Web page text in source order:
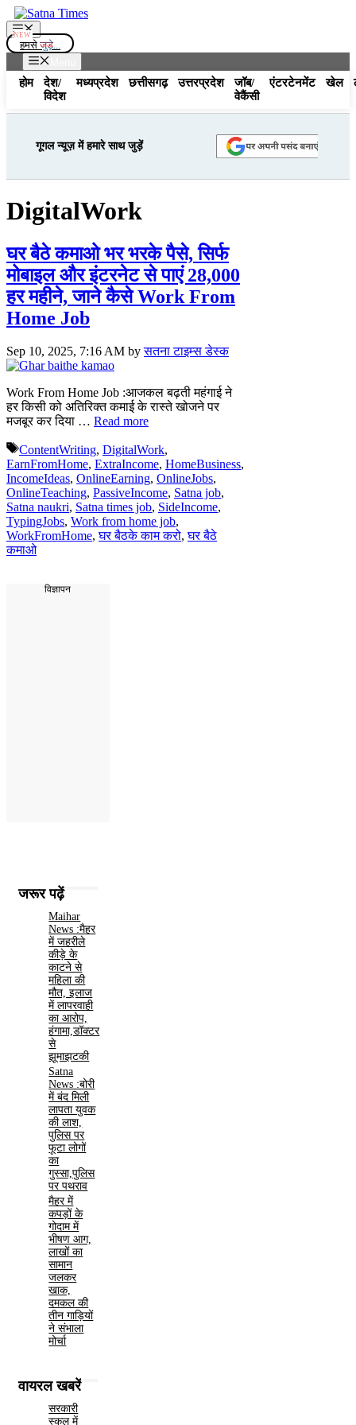
Skip
to
content
Menu
हमसे जुड़े...
होम
देश/
विदेश
मध्यप्रदेश छत्तीसगढ़ उत्तरप्रदेश
जॉब/
वेकैंसी
एंटरटेनमेंट खेल
गूगल न्यूज़ में हमारे साथ जुड़ें
DigitalWork
घर बैठे कमाओ भर भरके पैसे, सिर्फ
मोबाइल और इंटरनेट से पाएं 28,000
हर महीने, जाने कैसे Work From
Home Job
Sep 10, 2025, 7:16 AM byसतना टाइम्स डेस्क
Work From Home Job :आजकल बढ़ती महंगाई ने
हर किसी को अतिरिक्त कमाई के रास्ते खोजने पर
मजबूर कर दिया … Read more
Tags
ContentWriting, DigitalWork,
EarnFromHome, ExtraIncome, HomeBusiness,
IncomeIdeas, OnlineEarning, OnlineJobs,
OnlineTeaching, PassiveIncome, Satna job,
Satna naukri, Satna times job, SideIncome,
TypingJobs, Work from home job,
WorkFromHome,घर बैठके काम करो,घर बैठे
कमाओ
विज्ञापन
जरूर पढ़ें
Maihar
News :मैहर
में जहरीले
कीड़े के
काटने से
महिला की
मौत, इलाज
में लापरवाही
का आरोप,
हंगामा,डॉक्टर
से
झूमाझटकी
Satna
News :बोरी
में बंद मिली
लापता युवक
की लाश,
पुलिस पर
फूटा लोगों
का
गुस्सा,पुलिस
पर पथराव
मैहर में
कपड़ों के
गोदाम में
भीषण आग,
लाखों का
सामान
जलकर
खाक,
दमकल की
तीन गाड़ियों
ने संभाला
मोर्चा
वायरल खबरें
सरकारी
स्कूल में